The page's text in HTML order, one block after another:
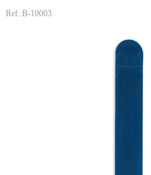
Ref: B-10003